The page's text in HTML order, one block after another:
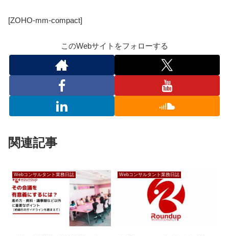
[ZOHO-mm-compact]
このWebサイトをフォローする
関連記事
Webコンサルタント業務日誌 Webコンサルタント業務日誌